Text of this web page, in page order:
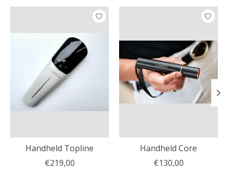
Items van productcarrousel
Handheld Topline
€219,00
Handheld Core
€130,00